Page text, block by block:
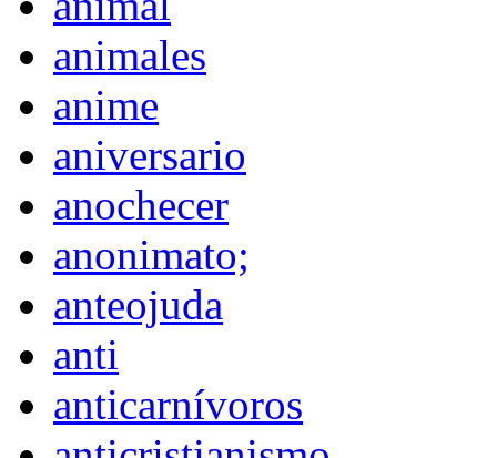
animales
anime
aniversario
anochecer
anonimato;
anteojuda
anti
anticarnívoros